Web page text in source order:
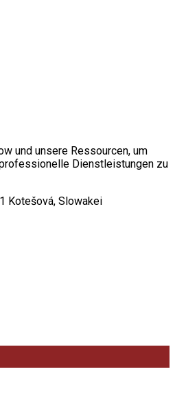
und unsere Ressourcen, um
Dienstleistungen zu
Kotešová, Slowakei